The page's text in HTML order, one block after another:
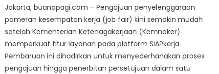
Jakarta, buanapagi.com – Pengajuan penyelenggaraan
pameran kesempatan kerja (job fair) kini semakin mudah
setelah Kementerian Ketenagakerjaan (Kemnaker)
memperkuat fitur layanan pada platform SIAPkerja.
Pembaruan ini dihadirkan untuk menyederhanakan proses
pengajuan hingga penerbitan persetujuan dalam satu